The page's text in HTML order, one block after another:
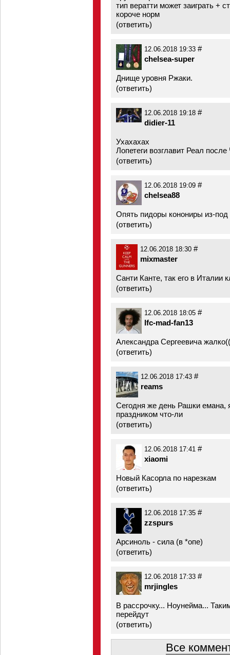
тип вератти может заиграть +
короче норм
(ответить)
12.06.2018 19:33 #
chelsea-super
Днище уровня Ржаки.
(ответить)
12.06.2018 19:18 #
didier-11
Ухахахах
Лопетеги возглавит Реал
(ответить)
12.06.2018 19:09 #
chelsea88
Опять пидоpы конониры из-
(ответить)
12.06.2018 18:30 #
mixmaster
Санти Канте, так его в Италии
(ответить)
12.06.2018 18:05 #
lfc-mad-fan13
Александра Сергеевича
(ответить)
12.06.2018 17:43 #
reams
Сегодня же день Рашки емана,
праздником что-ли
(ответить)
12.06.2018 17:41 #
xiaomi
Новый Касорла по нарезкам
(ответить)
12.06.2018 17:35 #
zzspurs
Арсиноль - сила (в *опе)
(ответить)
12.06.2018 17:33 #
mrjingles
В рассрочку... Ноунейма...
перейдут
(ответить)
Все